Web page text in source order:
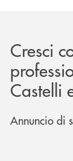
Cresci
Castelli
Annuncio di